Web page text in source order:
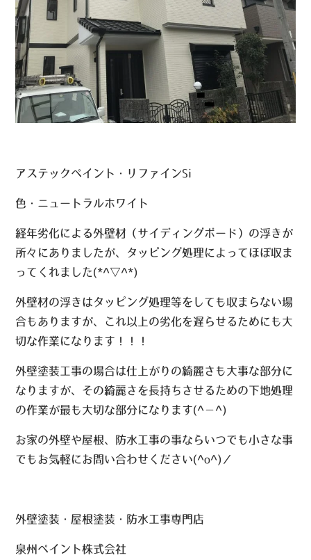
アステックペイント・リファインSi
色・ニュートラルホワイト
経年劣化による外壁材（サイディングボード）の浮きが
所々にありましたが、タッピング処理によってほぼ収ま
ってくれました(*^▽^*)
外壁材の浮きはタッピング処理等をしても収まらない場
合もありますが、これ以上の劣化を遅らせるためにも大
切な作業になります！！！
外壁塗装工事の場合は仕上がりの綺麗さも大事な部分に
なりますが、その綺麗さを長持ちさせるための下地処理
の作業が最も大切な部分になります(^－^)
お家の外壁や屋根、防水工事の事ならいつでも小さな事
でもお気軽にお問い合わせください(^o^)／
外壁塗装・屋根塗装・防水工事専門店
泉州ペイント株式会社